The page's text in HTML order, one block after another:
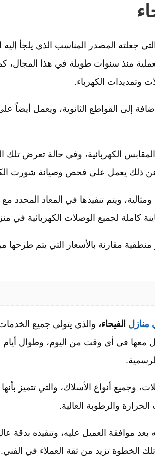
التي جعلته المصدر المناسب الذي يلجأ
منذ سنوات طويلة في هذا المجال،
وتمديدات الكهرباء.
إلى القواطع الثانوية، ويعمل
الكهربائية، وفي حالة تعرض تلك
عن ذلك يعمل على فحص وصيانة شورت
ومثالية، ويتم تنفيذها في المعاد المحدد
لجميع الوصلات الكهربائية في
منطقية مقارنة بالأسعار التي يتم
منازل الفيحاء، والذي يتولى جميع الخدمات
معها في أي وقت من اليوم، وطوال
وجميع أنواع الأسلاك، والتي تتميز بأنها
والرطوبة العالية.
موافقة العميل عليه، وتنفيذه بدقة
الخطوة تزيد من ثقة العملاء في الفني.